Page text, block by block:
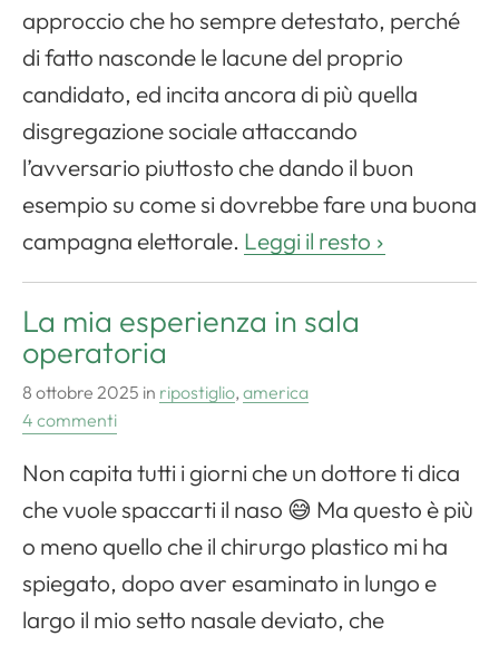
approccio che ho sempre detestato, perché
di fatto nasconde le lacune del proprio
candidato, ed incita ancora di più quella
disgregazione sociale attaccando
l’avversario piuttosto che dando il buon
esempio su come si dovrebbe fare una buona
campagna elettorale. Leggi il resto
La mia esperienza in sala
operatoria
8 ottobre 2025 in ripostiglio, america
4 commenti
Non capita tutti i giorni che un dottore ti dica
che vuole spaccarti il naso 😅 Ma questo è più
o meno quello che il chirurgo plastico mi ha
spiegato, dopo aver esaminato in lungo e
largo il mio setto nasale deviato, che